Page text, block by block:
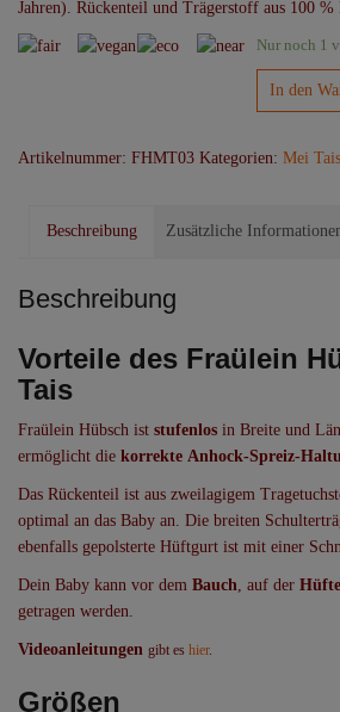
Jahren). Rückenteil und Trägerstoff aus 100 %
Nur noch 1
Fräulein
Tai
Sterne
In den
Artikelnummer: FHMT03 Kategorien: Mei Tais
Beschreibung Zusätzliche
Beschreibung
Vorteile des Fraülein
Tais
Fraülein Hübsch ist stufenlos in Breite und
ermöglicht die korrekte Anhock-Spreiz-
Das Rückenteil ist aus zweilagigem
optimal an das Baby an. Die breiten
ebenfalls gepolsterte Hüftgurt ist mit einer
Dein Baby kann vor dem Bauch, auf der Hüfte
getragen werden.
Videoanleitungen gibt es hier.
Größen